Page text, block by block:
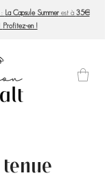
La Capsule Summerest à 35€
Profitez-en !
tenue